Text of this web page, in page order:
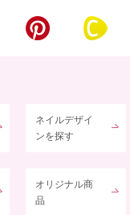
ネイルデザイ
ンを探す
オリジナル商
品